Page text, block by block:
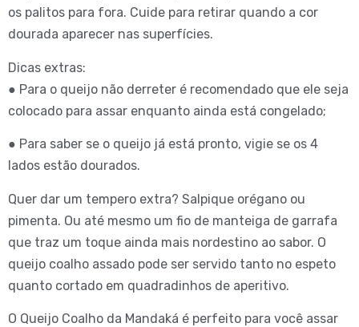
os palitos para fora. Cuide para retirar quando a cor
dourada aparecer nas superfícies.
Dicas extras:
● Para o queijo não derreter é recomendado que ele seja
colocado para assar enquanto ainda está congelado;
● Para saber se o queijo já está pronto, vigie se os 4
lados estão dourados.
Quer dar um tempero extra? Salpique orégano ou
pimenta. Ou até mesmo um fio de manteiga de garrafa
que traz um toque ainda mais nordestino ao sabor. O
queijo coalho assado pode ser servido tanto no espeto
quanto cortado em quadradinhos de aperitivo.
O Queijo Coalho da Mandaká é perfeito para você assar